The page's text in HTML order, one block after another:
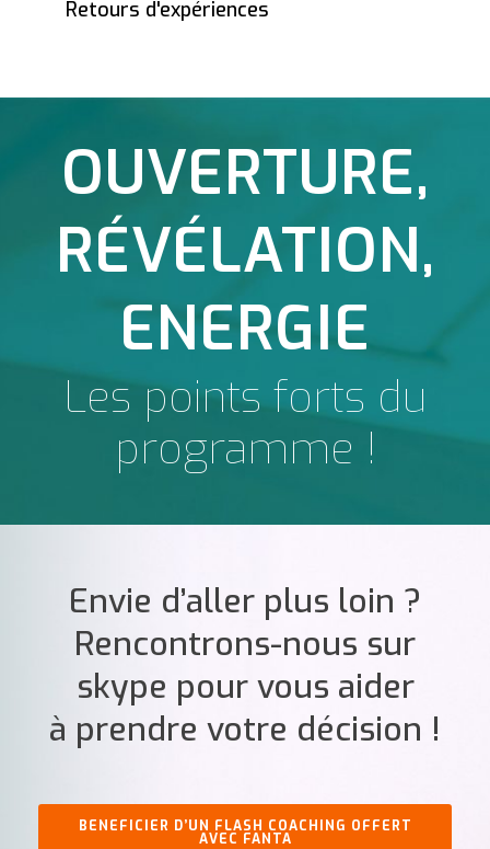
Retours d'expériences
OUVERTURE,
RÉVÉLATION,
ENERGIE
Les points forts du
programme !
Envie d’aller plus loin ?
Rencontrons-nous sur
skype pour vous aider
à prendre votre décision !
BENEFICIER D’UN FLASH COACHING OFFERT
AVEC FANTA